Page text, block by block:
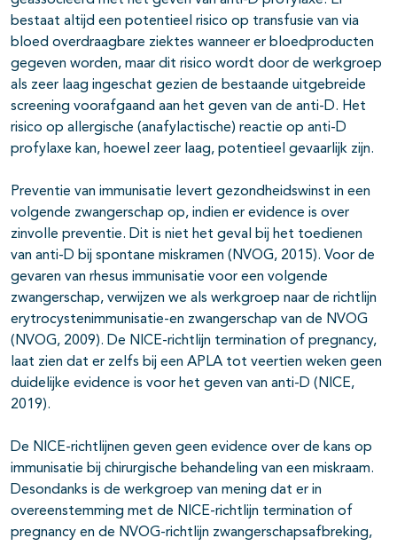
bestaat altijd een potentieel risico op transfusie van via
bloed overdraagbare ziektes wanneer er bloedproducten
gegeven worden, maar dit risico wordt door de werkgroep
als zeer laag ingeschat gezien de bestaande uitgebreide
screening voorafgaand aan het geven van de anti-D. Het
risico op allergische (anafylactische) reactie op anti-D
profylaxe kan, hoewel zeer laag, potentieel gevaarlijk zijn.
Preventie van immunisatie levert gezondheidswinst in een
volgende zwangerschap op, indien er evidence is over
zinvolle preventie. Dit is niet het geval bij het toedienen
van anti-D bij spontane miskramen (NVOG, 2015). Voor de
gevaren van rhesus immunisatie voor een volgende
zwangerschap, verwijzen we als werkgroep naar de richtlijn
erytrocystenimmunisatie-en zwangerschap van de NVOG
(NVOG, 2009). De NICE-richtlijn termination of pregnancy,
laat zien dat er zelfs bij een APLA tot veertien weken geen
duidelijke evidence is voor het geven van anti-D (NICE,
2019).
De NICE-richtlijnen geven geen evidence over de kans op
immunisatie bij chirurgische behandeling van een miskraam.
Desondanks is de werkgroep van mening dat er in
overeenstemming met de NICE-richtlijn termination of
pregnancy en de NVOG-richtlijn zwangerschapsafbreking,